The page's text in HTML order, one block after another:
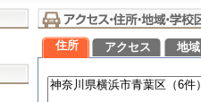
住所 アクセス 地域